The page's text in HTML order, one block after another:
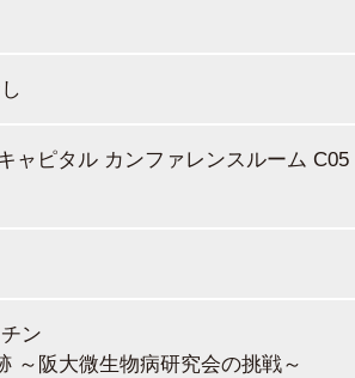
ャピタル カンファレンスルーム C05
ン
～阪大微生物病研究会の挑戦～